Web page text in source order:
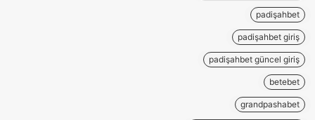
padişahbet
padişahbet giriş
padişahbet güncel giriş
betebet
grandpashabet